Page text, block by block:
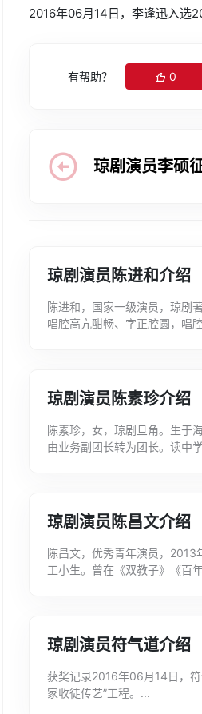
2016年06月14日，李逢迅入选
有帮助？ 0
琼剧演员李硕
琼剧演员陈进和介绍
陈进和，国家一级演员，琼剧
唱腔高亢酣畅、字正腔圆，唱
琼剧演员陈素珍介绍
陈素珍，女，琼剧旦角。生于
由业务副团长转为团长。读中
琼剧演员陈昌文介绍
陈昌文，优秀青年演员，2013
工小生。曾在《双教子》《百
琼剧演员符气道介绍
获奖记录2016年06月14日，
家收徒传艺”工程。...